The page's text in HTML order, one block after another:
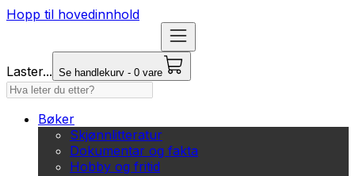
Hopp til hovedinnhold
Laster... Se handlekurv - 0 vare
Bøker
Skjønnlitteratur
Dokumentar og fakta
Hobby og fritid